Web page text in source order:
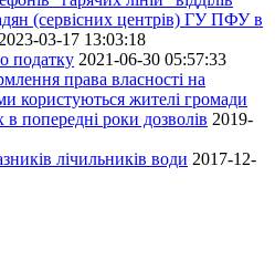
(сервісних центрів) ГУ ПФУ в
2023-03-17 13:03:18
податку 2021-06-30 05:57:33
права власності на
користуються жителі громади
в попередні роки дозволів 2019-
лічильників води 2017-12-